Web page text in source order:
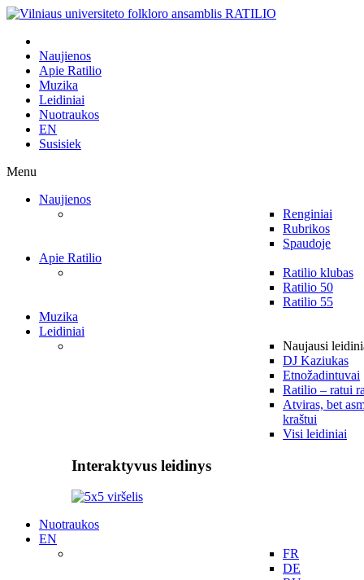
Naujienos
Apie Ratilio
Muzika
Leidiniai
Nuotraukos
EN
Susisiek
Menu
Naujienos
Renginiai
Rubrikos
Spaudoje
Apie Ratilio
Ratilio klubas
Ratilio 50
Ratilio 55
Muzika
Leidiniai
Naujausi
DJ Kaziukas
Etnožadintuvai
Ratilio – ratui
Atviras, bet
kraštui
Visi leidiniai
Interaktyvus leidinys
Nuotraukos
EN
FR
DE